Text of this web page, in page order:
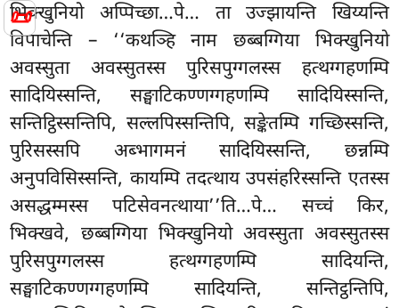
📜
भिक्खुनियो अप्पिच्छा…पे… ता उज्झायन्ति खिय्यन्ति
विपाचेन्ति – ‘‘कथञ्हिनाम छब्बग्गिया भिक्खुनियो
अवस्सुता अवस्सुतस्स पुरिसपुग्गलस्स हत्थग्गहणम्पि
सादियिस्सन्ति, सङ्घाटिकण्णग्गहणम्पि सादियिस्सन्ति,
सन्तिट्ठिस्सन्तिपि, सल्लपिस्सन्तिपि, सङ्केतम्पि गच्छिस्सन्ति,
पुरिसस्सपि अब्भागमनं सादियिस्सन्ति, छन्नम्पि
अनुपविसिस्सन्ति, कायम्पि तदत्थाय उपसंहरिस्सन्ति एतस्स
असद्धम्मस्स पटिसेवनत्थाया’’ति…पे… सच्चं किर,
भिक्खवे, छब्बग्गिया भिक्खुनियो अवस्सुता अवस्सुतस्स
पुरिसपुग्गलस्स हत्थग्गहणम्पि सादियन्ति,
सङ्घाटिकण्णग्गहणम्पि सादियन्ति, सन्तिट्ठन्तिपि,